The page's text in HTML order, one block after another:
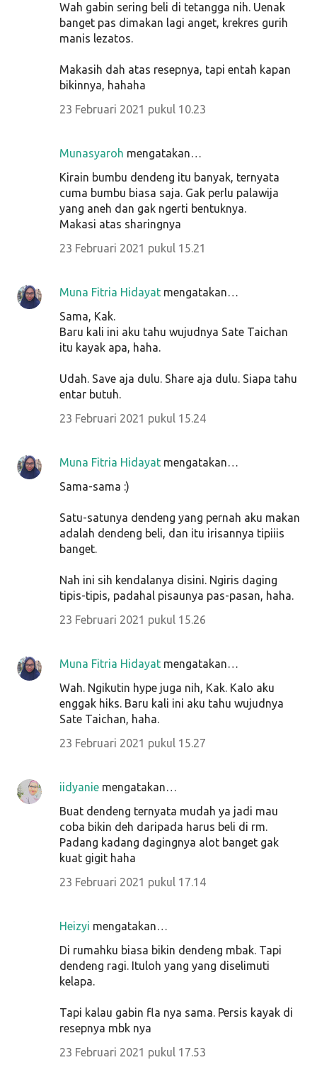
Wah gabin sering beli di tetangga nih. Uenak
banget pas dimakan lagi anget, krekres gurih
manis lezatos.
Makasih dah atas resepnya, tapi entah kapan
bikinnya, hahaha
23 Februari 2021 pukul 10.23
Munasyaroh mengatakan…
Kirain bumbu dendeng itu banyak, ternyata
cuma bumbu biasa saja. Gak perlu palawija
yang aneh dan gak ngerti bentuknya.
Makasi atas sharingnya
23 Februari 2021 pukul 15.21
Muna Fitria Hidayat mengatakan…
Sama, Kak.
Baru kali ini aku tahu wujudnya Sate Taichan
itu kayak apa, haha.
Udah. Save aja dulu. Share aja dulu. Siapa tahu
entar butuh.
23 Februari 2021 pukul 15.24
Muna Fitria Hidayat mengatakan…
Sama-sama :)
Satu-satunya dendeng yang pernah aku makan
adalah dendeng beli, dan itu irisannya tipiiis
banget.
Nah ini sih kendalanya disini. Ngiris daging
tipis-tipis, padahal pisaunya pas-pasan, haha.
23 Februari 2021 pukul 15.26
Muna Fitria Hidayat mengatakan…
Wah. Ngikutin hype juga nih, Kak. Kalo aku
enggak hiks. Baru kali ini aku tahu wujudnya
Sate Taichan, haha.
23 Februari 2021 pukul 15.27
iidyanie mengatakan…
Buat dendeng ternyata mudah ya jadi mau
coba bikin deh daripada harus beli di rm.
Padang kadang dagingnya alot banget gak
kuat gigit haha
23 Februari 2021 pukul 17.14
Heizyi mengatakan…
Di rumahku biasa bikin dendeng mbak. Tapi
dendeng ragi. Ituloh yang yang diselimuti
kelapa.
Tapi kalau gabin fla nya sama. Persis kayak di
resepnya mbk nya
23 Februari 2021 pukul 17.53